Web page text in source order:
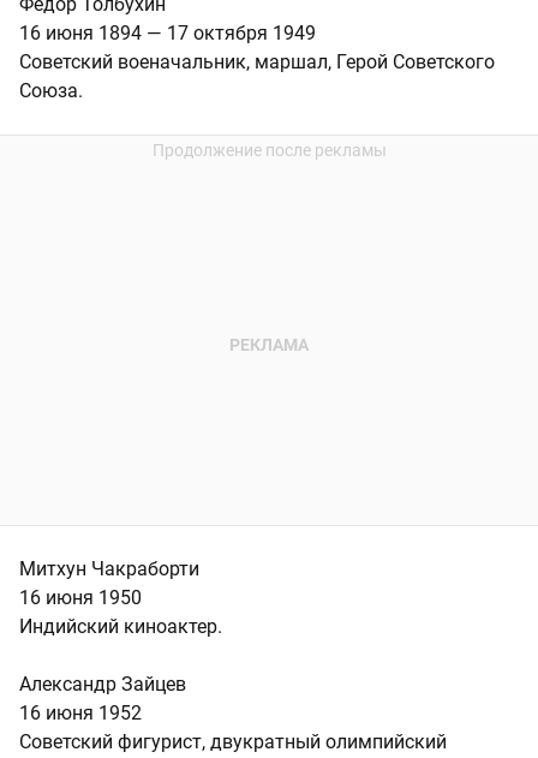
Федор Толбухин
16 июня 1894 — 17 октября 1949
Советский военачальник, маршал, Герой Советского
Союза.
Митхун Чакраборти
16 июня 1950
Индийский киноактер.
Александр Зайцев
16 июня 1952
Советский фигурист, двукратный олимпийский